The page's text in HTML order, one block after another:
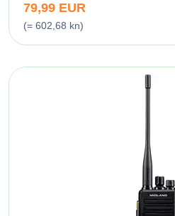
79,99 EUR
(= 602,68 kn)